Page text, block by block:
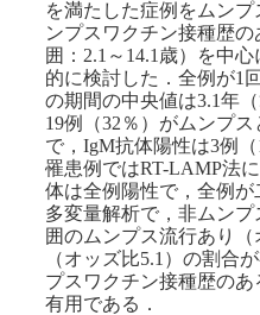
を満たした症例をムン
ンプスワクチン接種歴
囲：2.1～14.1歳）を中
的に検討した．全例が1
の期間の中央値は3.1年
19例（32％）がムンプ
で，IgM抗体陽性は3例
罹患例ではRT-LAMP法
体は全例陽性で，全例
多変量解析で，非ムン
囲のムンプス流行あり
（オッズ比5.1）の割合
プスワクチン接種歴の
有用である．